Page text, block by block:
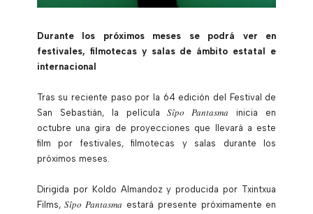
Durante los próximos meses se podrá ver en
festivales, filmotecas y salas de ámbito estatal e
internacional
Tras su reciente paso por la 64 edición del Festival de
San Sebastián, la películaSîpo Pantasmainicia en
octubre una gira de proyecciones que llevará a este
film por festivales, filmotecas y salas durante los
próximos meses.
Dirigida por Koldo Almandoz y producida por Txintxua
Films,Sîpo Pantasma estará presente próximamente en